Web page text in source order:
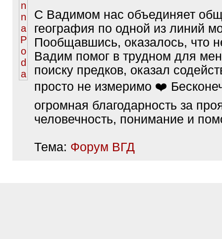
С Вадимом нас объединяет
география по одной из линий
Пообщавшись, оказалось, что
Вадим помог в трудном для
поиску предков, оказал
просто не измеримо ❤️
огромная благодарность за
человечность, понимание и
Тема: Форум ВГД